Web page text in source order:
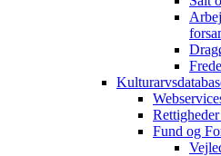
Fund og